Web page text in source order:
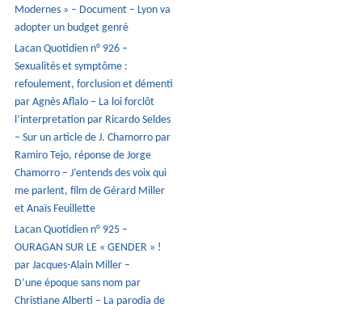
Modernes » – Document – Lyon va
adopter un budget genré
Lacan Quotidien n° 926 –
Sexualités et symptôme :
refoulement, forclusion et démenti
par Agnès Aflalo – La loi forclôt
l’interpretation par Ricardo Seldes
– Sur un article de J. Chamorro par
Ramiro Tejo, réponse de Jorge
Chamorro – J’entends des voix qui
me parlent, film de Gérard Miller
et Anaïs Feuillette
Lacan Quotidien n° 925 –
OURAGAN SUR LE « GENDER » !
par Jacques-Alain Miller –
D’une époque sans nom par
Christiane Alberti – La parodia de